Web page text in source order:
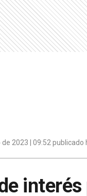
2023 | 09:52 publicado